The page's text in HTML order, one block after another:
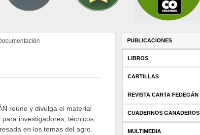
reúne y divulga el material
investigadores, técnicos,
en los temas del agro.
PUBLICACIONES
LIBROS
CARTILLAS
REVISTA CARTA FEDEGÁN
CUADERNOS GANADEROS
MULTIMEDIA